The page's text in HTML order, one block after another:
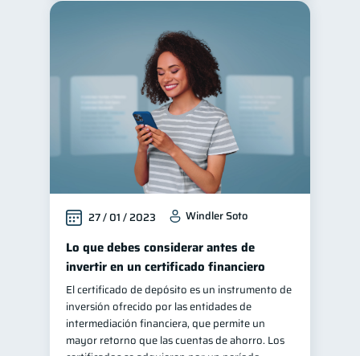
27 / 01 / 2023 Windler Soto
Lo que debes considerar antes de
invertir en un certificado financiero
El certificado de depósito es un instrumento de
inversión ofrecido por las entidades de
intermediación financiera, que permite un
mayor retorno que las cuentas de ahorro. Los